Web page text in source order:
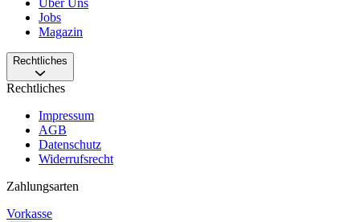
Über Uns
Jobs
Magazin
Rechtliches
Rechtliches
Impressum
AGB
Datenschutz
Widerrufsrecht
Zahlungsarten
Vorkasse